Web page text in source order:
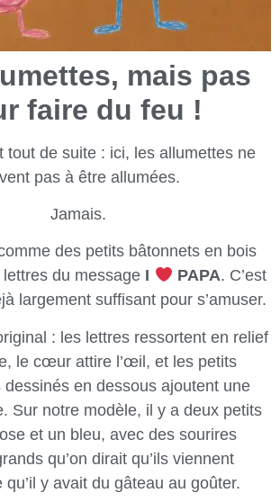
mais pas
faire du feu !
tout de suite : ici, les allumettes ne
pas à être allumées.
Jamais.
des petits bâtonnets en bois
du message I PAPA. C’est
largement suffisant pour s’amuser.
: les lettres ressortent en relief
le cœur attire l’œil, et les petits
dessinés en dessous ajoutent une
Sur notre modèle, il y a deux petits
et un bleu, avec des sourires
qu’on dirait qu’ils viennent
qu’il y avait du gâteau au goûter.